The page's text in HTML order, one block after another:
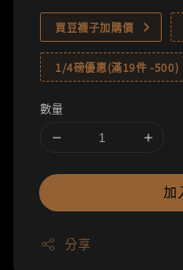
買豆襪子加購價
1/4磅優惠(滿19件 -500)
數量
加
分享